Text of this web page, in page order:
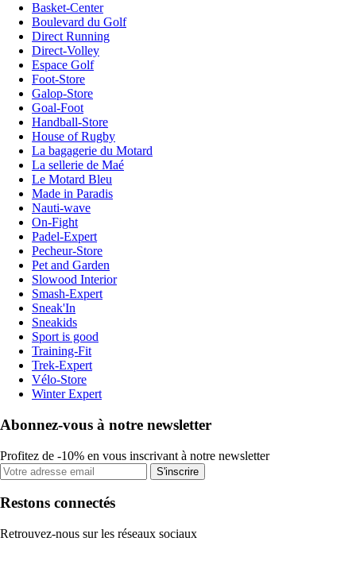
Basket-Center
Boulevard du Golf
Direct Running
Direct-Volley
Espace Golf
Foot-Store
Galop-Store
Goal-Foot
Handball-Store
House of Rugby
La bagagerie du Motard
La sellerie de Maé
Le Motard Bleu
Made in Paradis
Nauti-wave
On-Fight
Padel-Expert
Pecheur-Store
Pet and Garden
Slowood Interior
Smash-Expert
Sneak'In
Sneakids
Sport is good
Training-Fit
Trek-Expert
Vélo-Store
Winter Expert
Abonnez-vous à notre newsletter
Profitez de -10% en vous inscrivant à notre newsletter
S'inscrire
Restons connectés
Retrouvez-nous sur les réseaux sociaux